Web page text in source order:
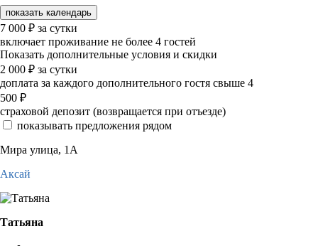
показать календарь
7 000 ₽ за сутки
включает проживание не более 4 гостей
Показать дополнительные условия и скидки
2 000 ₽ за сутки
доплата за каждого дополнительного гостя свыше 4
500 ₽
страховой депозит (возвращается при отъезде)
показывать предложения рядом
Мира улица, 1А
Аксай
Татьяна